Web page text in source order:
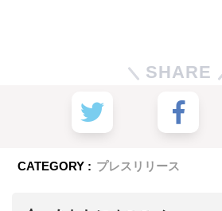
SHARE
CATEGORY : プレスリリース